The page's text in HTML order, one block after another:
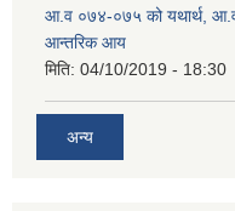
आ.व ०७४-०७५ को यथार्थ,
आन्तरिक आय
मिति: 04/10/2019 - 18:30
अन्य